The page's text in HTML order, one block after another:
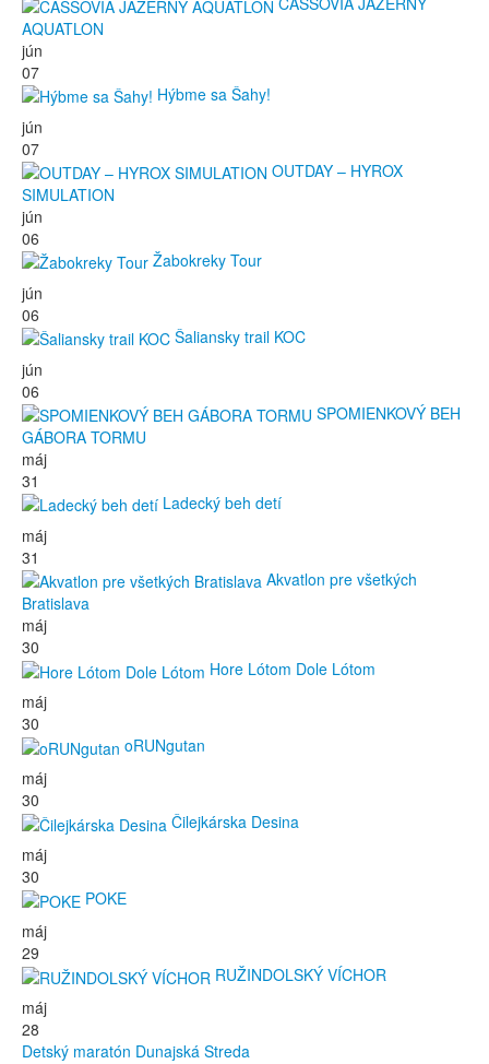
AQUATLON
jún
07
Hýbme sa Šahy!
jún
07
OUTDAY – HYROX
SIMULATION
jún
06
Žabokreky Tour
jún
06
Šaliansky trail KOC
jún
06
SPOMIENKOVÝ BEH
GÁBORA TORMU
máj
31
Ladecký beh detí
máj
31
Akvatlon pre všetkých
Bratislava
máj
30
Hore Lótom Dole Lótom
máj
30
oRUNgutan
máj
30
Čilejkárska Desina
máj
30
POKE
máj
29
RUŽINDOLSKÝ VÍCHOR
máj
28
Detský maratón Dunajská Streda